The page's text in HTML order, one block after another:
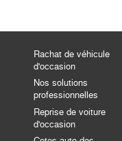
Rachat de véhicule
d'occasion
Nos solutions
professionnelles
Reprise de voiture
d'occasion